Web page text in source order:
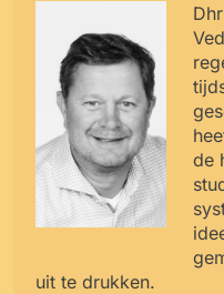
de
uit te drukken.